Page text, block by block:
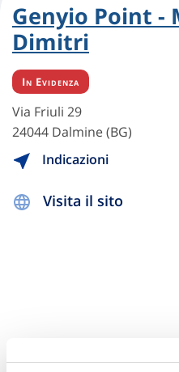
Genyio Point
Dimitri
In Evidenza
Via Friuli 29
24044 Dalmine (BG)
Indicazioni
Visita il sito